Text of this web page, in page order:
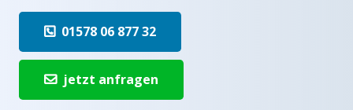
01578 06 877 32
jetzt anfragen